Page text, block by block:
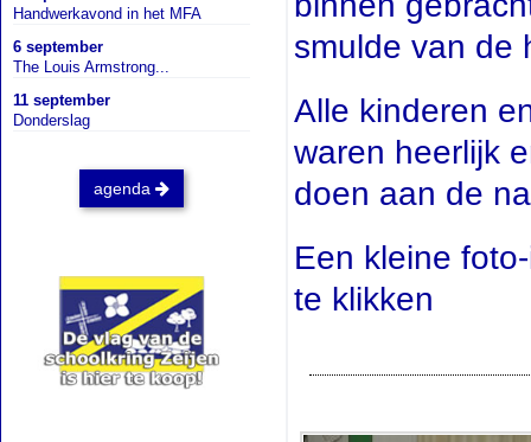
Handwerkavond in het MFA
6 september
The Louis Armstrong...
11 september
Donderslag
agenda
smulde van de
Alle kinderen
waren heerlijk
doen aan de
Een kleine
te klikken